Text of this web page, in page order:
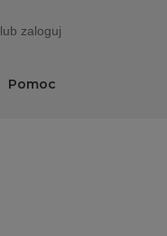
lub zaloguj
Pomoc